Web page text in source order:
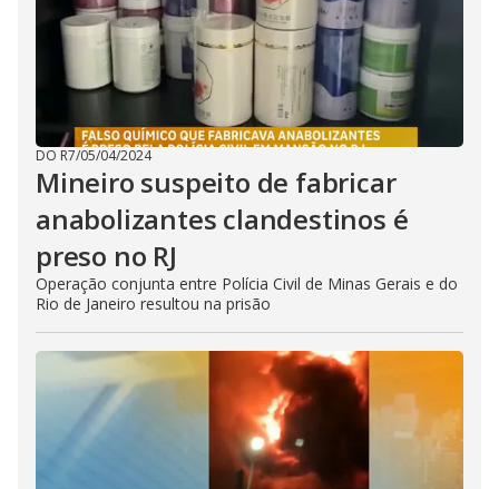
DO R7/05/04/2024
Mineiro suspeito de fabricar
anabolizantes clandestinos é
preso no RJ
Operação conjunta entre Polícia Civil de Minas Gerais e do
Rio de Janeiro resultou na prisão